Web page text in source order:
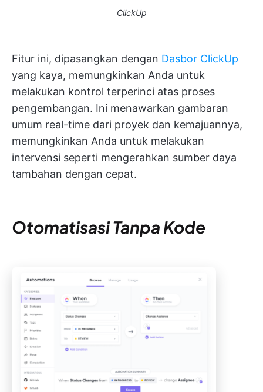
ClickUp
Fitur ini, dipasangkan dengan Dasbor ClickUp
yang kaya, memungkinkan Anda untuk
melakukan kontrol terperinci atas proses
pengembangan. Ini menawarkan gambaran
umum real-time dari proyek dan kemajuannya,
memungkinkan Anda untuk melakukan
intervensi seperti mengerahkan sumber daya
tambahan dengan cepat.
Otomatisasi Tanpa Kode